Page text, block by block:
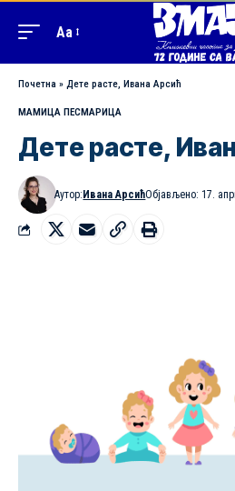
Aa
Почетна » Дете расте, Ивана Арсић
МАМИЦА ПЕСМАРИЦА
Дете расте,
Аутор: Ивана АрсићОбјављено: 17.